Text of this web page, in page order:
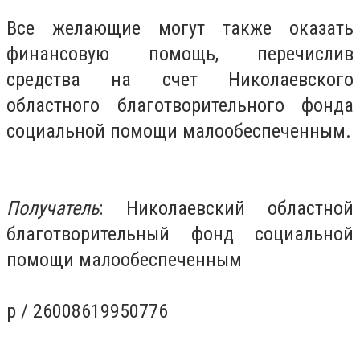
Все желающие могут также оказать
финансовую помощь, перечислив
средства на счет Николаевского
областного благотворительного фонда
социальной помощи малообеспеченным.
Получатель: Николаевский областной
благотворительный фонд социальной
помощи малообеспеченным
р / 26008619950776